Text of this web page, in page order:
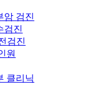
암 검진
검진
검진
원
클리닉